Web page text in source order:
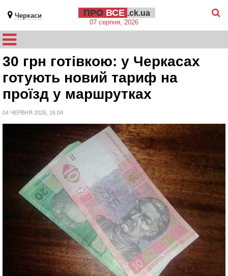
Черкаси ПРО ВСЕ .ck.ua
07 серпня, 2026
30 грн готівкою: у Черкасах
готують новий тариф на
проїзд у маршрутках
04 ЧЕРВНЯ 2026, 16:04